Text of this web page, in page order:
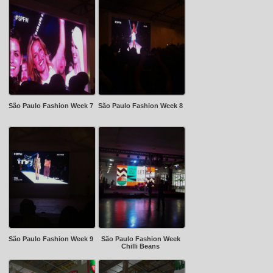
São Paulo Fashion Week 7 São Paulo Fashion Week 8
São Paulo Fashion Week 9
São Paulo Fashion Week
Chilli Beans